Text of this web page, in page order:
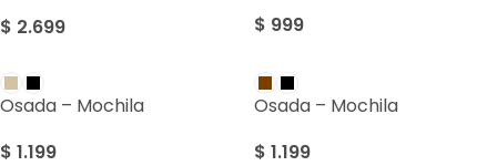
$ 2.699
$ 999
Osada – Mochila
$ 1.199
Osada – Mochila
$ 1.199